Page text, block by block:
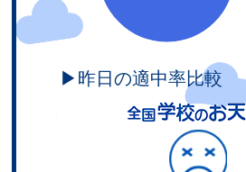
▶昨日の適中率比較